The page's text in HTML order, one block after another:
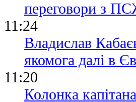
переговори з
11:24
Владислав
якомога далі в
11:20
Колонка